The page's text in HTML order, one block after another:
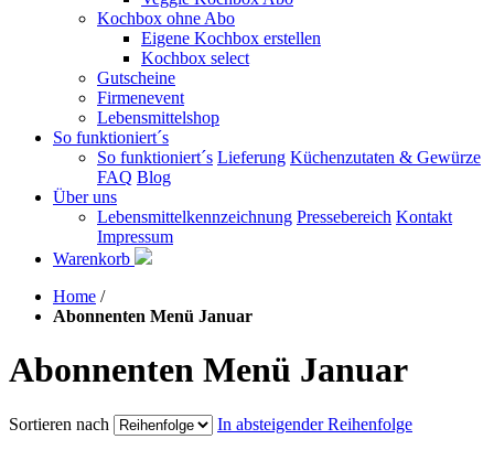
Kochbox ohne Abo
Eigene Kochbox erstellen
Kochbox select
Gutscheine
Firmenevent
Lebensmittelshop
So funktioniert´s
So funktioniert´s Lieferung Küchenzutaten & Gewürze
FAQ Blog
Über uns
Lebensmittelkennzeichnung Pressebereich Kontakt
Impressum
Warenkorb
Home /
Abonnenten Menü Januar
Abonnenten Menü Januar
Sortieren nach In absteigender Reihenfolge